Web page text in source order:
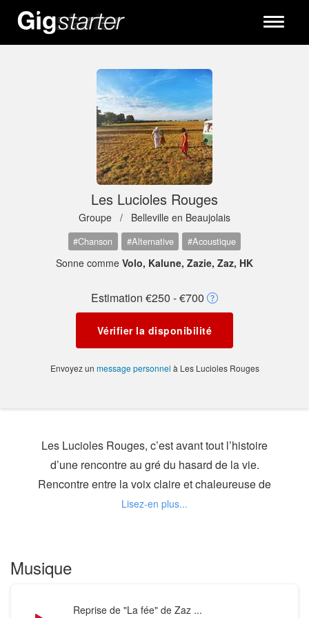
Toggle
Les Lucioles Rouges
Groupe / Belleville en Beaujolais
#Chanson #Alternative #Acoustique
Sonne comme Volo, Kalune, Zazie, Zaz, HK
Estimation €250 - €700
Vérifier la disponibilité
Envoyez un message personnel à Les Lucioles Rouges
Les Lucioles Rouges, c’est avant tout l’histoire
d’une rencontre au gré du hasard de la vie.
Rencontre entre la voix claire et chaleureuse de
Perrine et la guitare-nylon tantôt trémolée, tantôt
De leurs connivences naîtra, en 2017, l’envie
immédiate de chanter et de jouer ensemble, pour
Musique
Reprise de "La fée" de Zaz ...